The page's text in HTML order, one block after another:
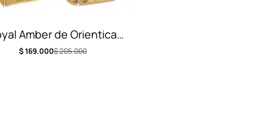
Amber de Orientica
Luxury
$205.000
$169.000